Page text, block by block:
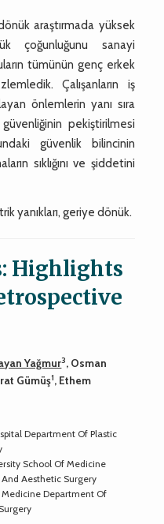
araştırmada yüksek
çoğunluğunu sanayi
tümünün genç erkek
Çalışanların iş
önlemlerin yanı sıra
pekiştirilmesi
güvenlik bilincinin
sıklığını ve şiddetini
yanıkları, geriye dönük.
Highlights
Yağmur3, Osman
Gümüş1, Ethem
Department Of Plastic
School Of Medicine
Aesthetic Surgery
Department Of